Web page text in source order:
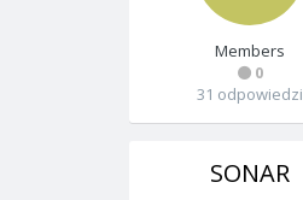
Members
0
31 odpowiedzi
SONAR